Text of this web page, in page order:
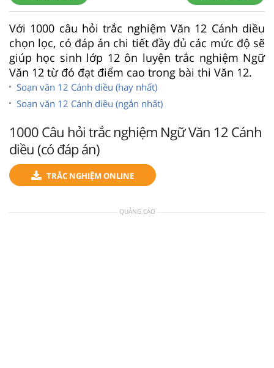
Với 1000 câu hỏi trắc nghiệm Văn 12 Cánh diều
chọn lọc, có đáp án chi tiết đầy đủ các mức độ sẽ
giúp học sinh lớp 12 ôn luyện trắc nghiệm Ngữ
Văn 12 từ đó đạt điểm cao trong bài thi Văn 12.
Soạn văn 12 Cánh diều (hay nhất)
Soạn văn 12 Cánh diều (ngắn nhất)
1000 Câu hỏi trắc nghiệm Ngữ Văn 12 Cánh
diều (có đáp án)
TRẮC NGHIỆM ONLINE
QUẢNG CÁO